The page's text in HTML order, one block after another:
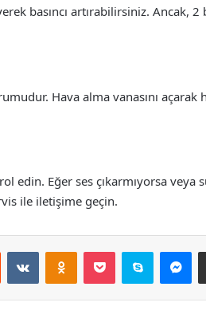
basıncı artırabilirsiniz. Ancak, 2
Hava alma vanasını açarak
edin. Eğer ses çıkarmıyorsa veya
ile iletişime geçin.
Reddit VKontakteOdnoklassniki
Pocket Skype